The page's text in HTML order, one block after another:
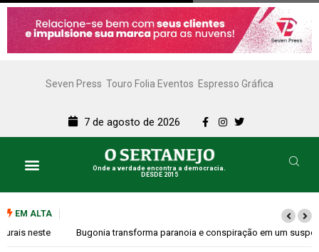
Seven Press Touro Folia Eventos Espresso Gráfica
7 de agosto de 2026
Onde a verdade encontra a democracia.
DESDE 2015
EM ALTA
Bugonia transforma paranoia e conspiração em um suspense imprevisível